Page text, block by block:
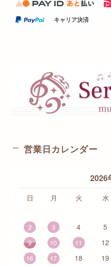
キャリア決済
営業日カレンダー
2026
日 月 火 水
2 3 4 5
9 10 11 12
16
17 18 19